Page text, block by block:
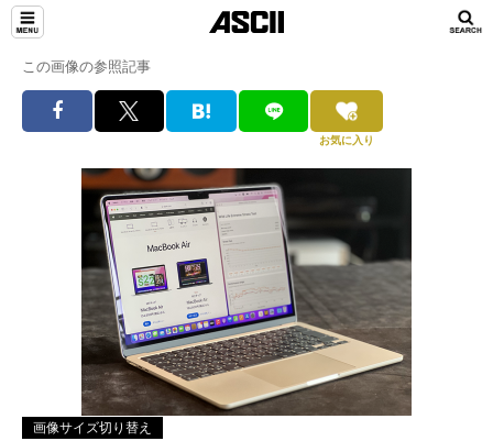
この画像の参照記事
お気に入り
画像サイズ切り替え